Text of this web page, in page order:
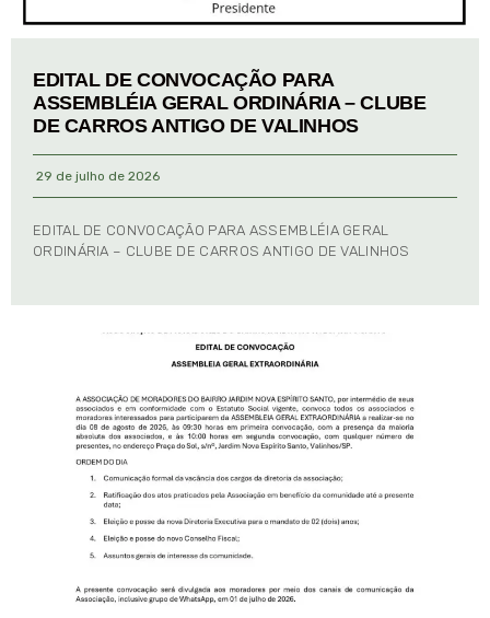
EDITAL DE CONVOCAÇÃO PARA
ASSEMBLÉIA GERAL ORDINÁRIA – CLUBE
DE CARROS ANTIGO DE VALINHOS
29 de julho de 2026
EDITAL DE CONVOCAÇÃO PARA ASSEMBLÉIA GERAL
ORDINÁRIA – CLUBE DE CARROS ANTIGO DE VALINHOS